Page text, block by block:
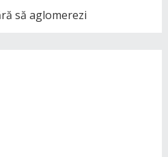
să aglomerezi